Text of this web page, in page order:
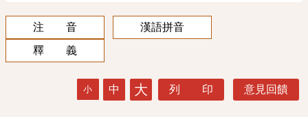
注 音
漢語拼音
釋 義
小 中 大 列 印 意見回饋